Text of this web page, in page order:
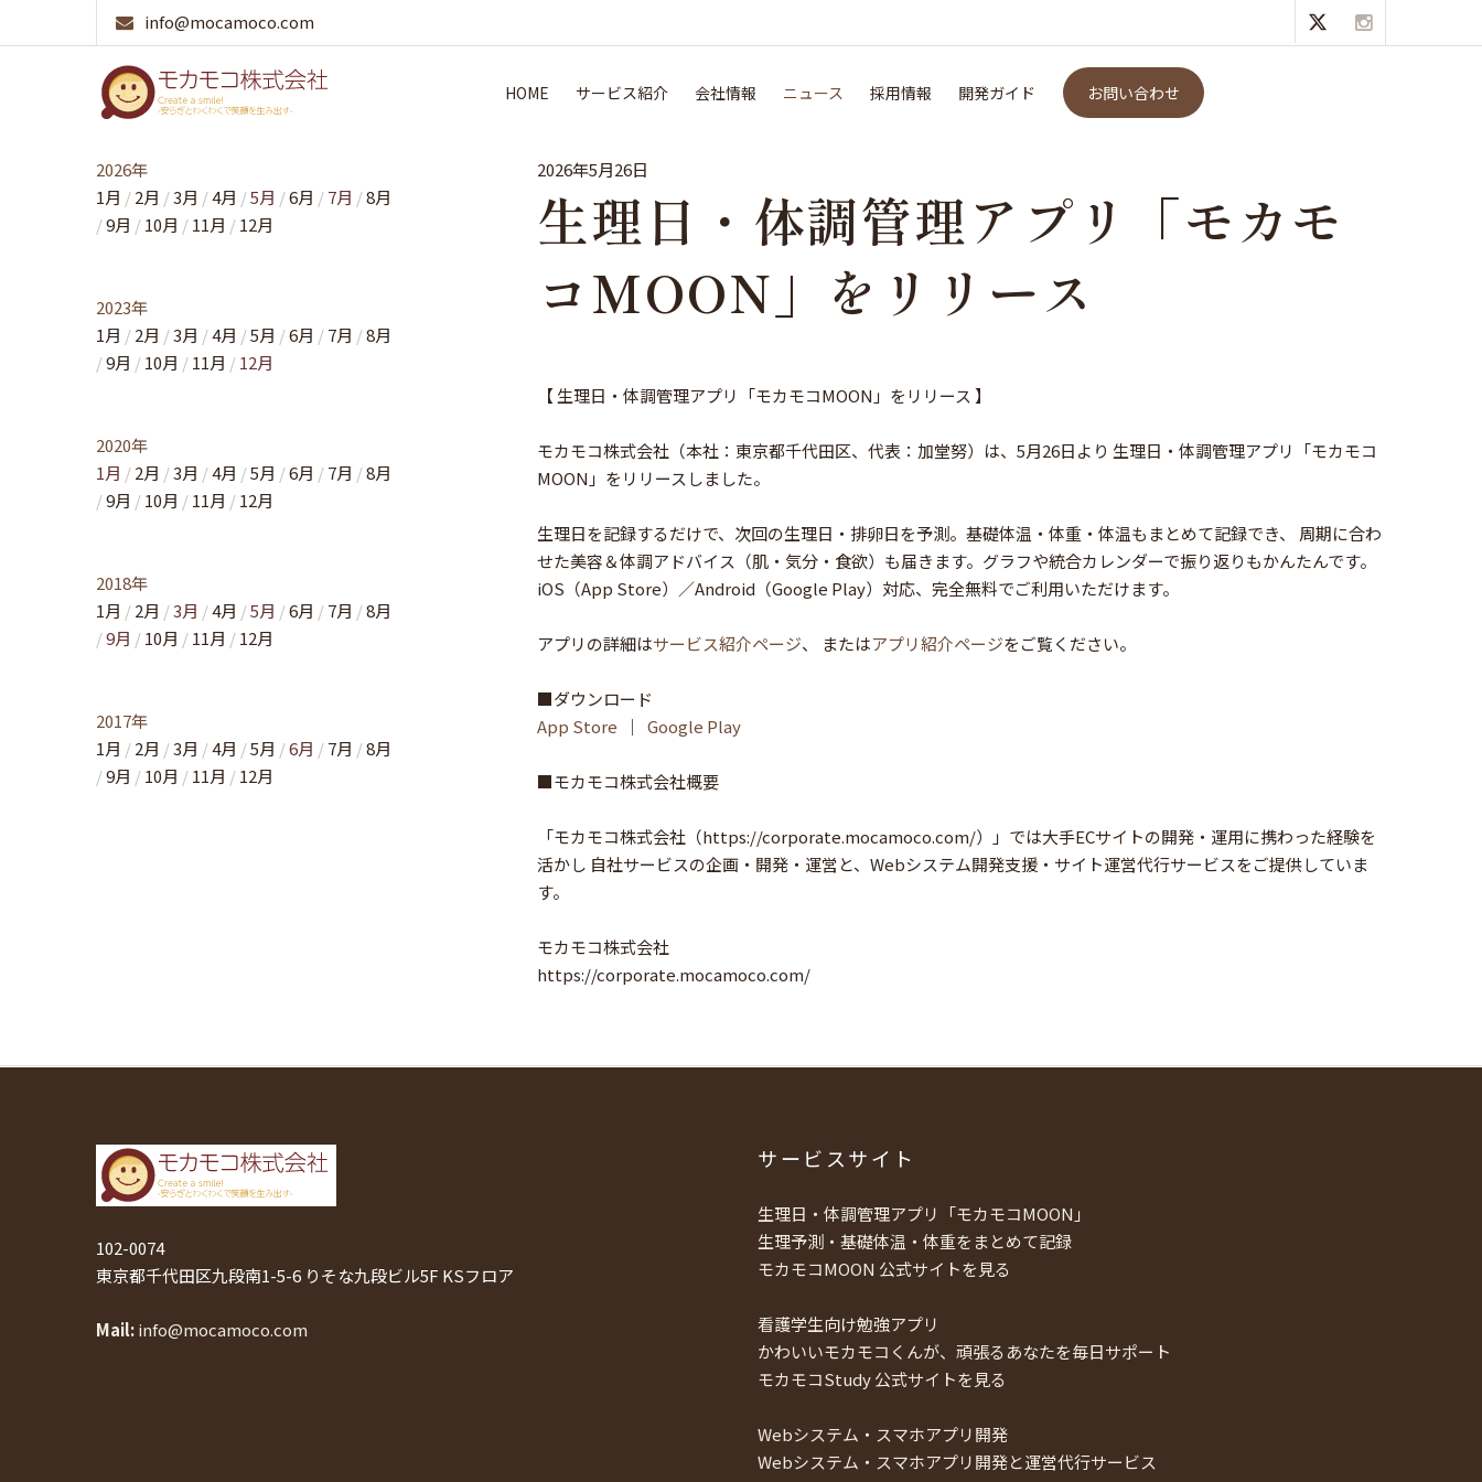
info@mocamoco.com
HOME サービス紹介 会社情報 ニュース 採用情報 開発ガイド お問い合わせ
2026年
1月
2月 3月 4月 5月 6月 7月
8月
9月
10月 11月 12月
2023年
1月
2月 3月 4月 5月 6月 7月
8月
9月
10月 11月 12月
2020年
1月
2月 3月 4月 5月 6月 7月
8月
9月
10月 11月 12月
2018年
1月
2月 3月 4月 5月 6月 7月
8月
9月
10月 11月 12月
2017年
1月
2月 3月 4月 5月 6月 7月
8月
9月
10月 11月 12月
2026年5月26日
生理日・体調管理アプリ「モカモ
コMOON」をリリース
【 生理日・体調管理アプリ「モカモコMOON」をリリース 】
モカモコ株式会社（本社：東京都千代田区、代表：加堂努）は、5月26日より 生理日・体調管理アプリ「モカモコ
MOON」をリリースしました。
生理日を記録するだけで、次回の生理日・排卵日を予測。基礎体温・体重・体温もまとめて記録でき、 周期に合わ
せた美容＆体調アドバイス（肌・気分・食欲）も届きます。グラフや統合カレンダーで振り返りもかんたんです。
iOS（App Store）／Android（Google Play）対応、完全無料でご利用いただけます。
アプリの詳細はサービス紹介ページ、 またはアプリ紹介ページをご覧ください。
■ダウンロード
App Store ｜ Google Play
■モカモコ株式会社概要
「モカモコ株式会社（https://corporate.mocamoco.com/）」では大手ECサイトの開発・運用に携わった経験を
活かし 自社サービスの企画・開発・運営と、Webシステム開発支援・サイト運営代行サービスをご提供していま
す。
モカモコ株式会社
https://corporate.mocamoco.com/
102-0074
東京都千代田区九段南1-5-6 りそな九段ビル5F KSフロア
Mail info@mocamoco.com
サービスサイト
生理日・体調管理アプリ「モカモコMOON」
生理予測・基礎体温・体重をまとめて記録
モカモコMOON 公式サイトを見る
看護学生向け勉強アプリ
かわいいモカモコくんが、頑張るあなたを毎日サポート
モカモコStudy 公式サイトを見る
Webシステム・スマホアプリ開発
Webシステム・スマホアプリ開発と運営代行サービス